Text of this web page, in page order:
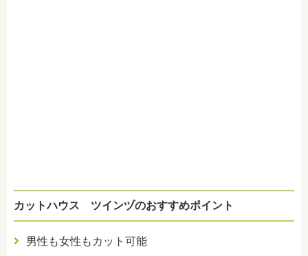
カットハウス ツインヅのおすすめポイント
男性も女性もカット可能